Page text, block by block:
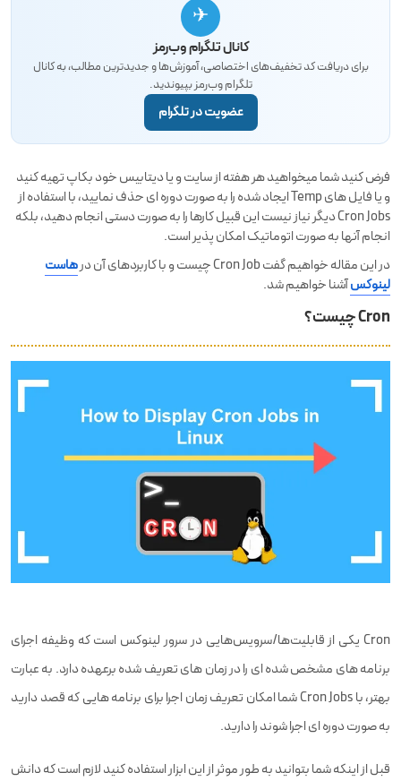
✈
کانال تلگرام وب‌رمز
برای دریافت کد تخفیف‌های اختصاصی، آموزش‌ها و جدیدترین مطالب، به کانال
تلگرام وب‌رمز بپیوندید.
عضویت در تلگرام
فرض کنید شما میخواهید هر هفته از سایت و یا دیتابیس خود بکاپ تهیه کنید
و یا فایل های Temp ایجاد شده را به صورت دوره ای حذف نمایید، با استفاده از
Cron Jobs دیگر نیاز نیست این قبیل کارها را به صورت دستی انجام دهید، بلکه
انجام آنها به صورت اتوماتیک امکان پذیر است.
در این مقاله خواهیم گفت Cron Job چیست و با کاربردهای آن در
هاست
لینوکسآشنا خواهیم شد.
Cron چیست؟
Cron یکی از قابلیت‌ها/سرویس‌هایی در سرور لینوکس است که وظیفه اجرای
برنامه های مشخص شده ای را در زمان های تعریف شده برعهده دارد. به عبارت
بهتر، با Cron Jobs شما امکان تعریف زمان اجرا برای برنامه هایی که قصد دارید
به صورت دوره ای اجرا شوند را دارید.
قبل از اینکه شما بتوانید به طور موثر از این ابزار استفاده کنید لازم است که دانش